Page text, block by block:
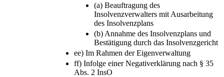
(a) Beauftragung des
Insolvenzverwalters mit Ausarbeitung
des Insolvenzplans
(b) Annahme des Insolvenzplans und
Bestätigung durch das Insolvenzgericht
ee) Im Rahmen der Eigenverwaltung
ff) Infolge einer Negativerklärung nach § 35
Abs. 2 InsO